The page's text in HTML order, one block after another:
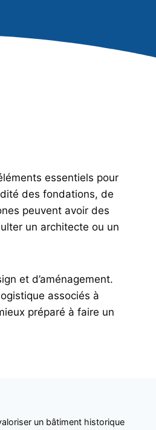
essentiels pour
des fondations, de
peuvent avoir des
un architecte ou un
et d’aménagement.
associés à
préparé à faire un
un bâtiment historique